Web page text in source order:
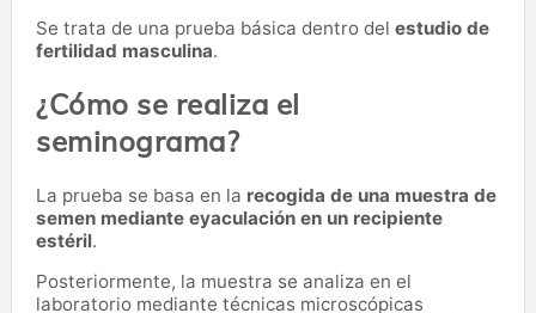
Se trata de una prueba básica dentro del estudio de
fertilidad masculina.
¿Cómo se realiza el
seminograma?
La prueba se basa en la recogida de una muestra de
semen mediante eyaculación en un recipiente
estéril.
Posteriormente, la muestra se analiza en el
laboratorio mediante técnicas microscópicas